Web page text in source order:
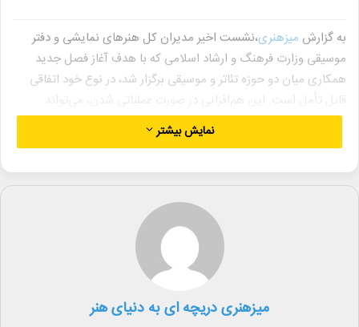
به گزارش میزهنری،نشست اخیر مدیران کل هنرهای نمایشی و دفتر
موسیقی وزارت فرهنگ و ارشاد اسلامی که با هدف آغاز فصل جدید
همکاری میان دو حوزه تئاتر و موسیقی برگزار شد، در نوع خود اتفاقی
قابل تأمل است. این هم‌افزایی در صورت عملیاتی شدن، می‌تواند
بخشی از خلأ تاریخی توجه به «موسیقی تئاتر» را جبران کند؛ بخشی از
تولید هنری که تاکنون کمتر در سیاست‌گذاری‌های رسمی جایگاه
در این نشست، به تولید و انتشار آلبوم‌های موسیقی تئاتر، حمایت از
اجرای زنده موسیقی‌های دراماتیک، و برنامه‌ریزی برای حضور پررنگ‌تر
این آثار در بستر جشنواره‌های فجر اشاره شد. چنین هدف‌گذاری‌هایی در
ظاهر می‌تواند مسیر تازه‌ای را پیش پای هنرمندان این حوزه بگذارد. اما
نمایش بیشتر
میزهنری دریچه ای به دنیای هنر